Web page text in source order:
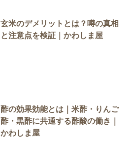
玄米のデメリットとは？噂の真相
と注意点を検証｜かわしま屋
酢の効果効能とは｜米酢・りんご
酢・黒酢に共通する酢酸の働き｜
かわしま屋